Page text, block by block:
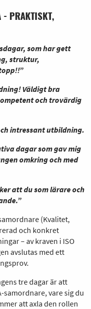
- PRAKTISKT,
som har gett
struktur,
Väldigt bra
och trovärdig
intressant utbildning.
dagar som gav mig
omkring och med
att du som lärare och
(Kvalitet,
och konkret
– av kraven i ISO
avslutas med ett
tre dagar är att
samordnare, vare sig du
att axla den rollen